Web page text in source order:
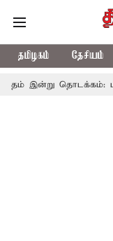
தமிழகம் தேசியம்
பல்வேறு